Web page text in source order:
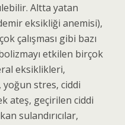
Altta yatan
eksikliği anemisi),
çalışması gibi bazı
etkilen birçok
eksiklikleri,
stres, ciddi
ateş, geçirilen ciddi
sulandırıcılar,